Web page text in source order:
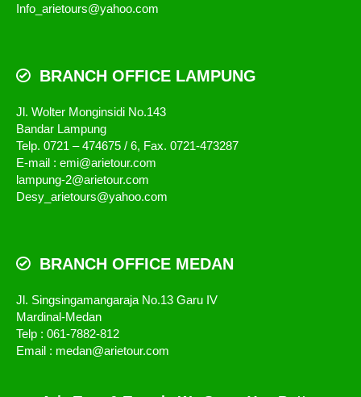
Info_arietours@yahoo.com
BRANCH OFFICE LAMPUNG
Jl. Wolter Monginsidi No.143
Bandar Lampung
Telp. 0721 – 474675 / 6, Fax. 0721-473287
E-mail : emi@arietour.com
lampung-2@arietour.com
Desy_arietours@yahoo.com
BRANCH OFFICE MEDAN
Jl. Singsingamangaraja No.13 Garu IV
Mardinal-Medan
Telp : 061-7882-812
Email : medan@arietour.com